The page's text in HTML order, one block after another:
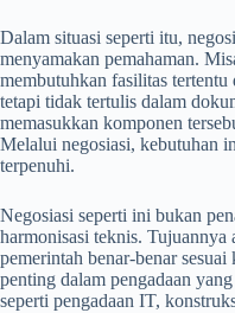
Dalam situasi seperti itu,
menyamakan pemahaman.
membutuhkan fasilitas
tetapi tidak tertulis dalam
memasukkan komponen
Melalui negosiasi, kebutuhan
terpenuhi.
Negosiasi seperti ini bukan
harmonisasi teknis. Tujuannya
pemerintah benar-benar
penting dalam pengadaan
seperti pengadaan IT,